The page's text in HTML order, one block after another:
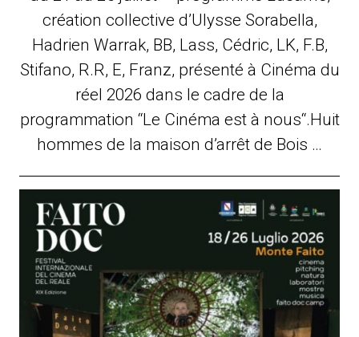
création collective d’Ulysse Sorabella,
Hadrien Warrak, BB, Lass, Cédric, LK, F.B,
Stifano, R.R, E, Franz, présenté à Cinéma du
réel 2026 dans le cadre de la
programmation “Le Cinéma est à nous“.Huit
hommes de la maison d’arrêt de Bois …